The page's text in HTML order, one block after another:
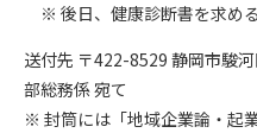
※ 後日、健康診断書を求める
送付先 〒422-8529 静岡市駿
部総務係 宛て
※ 封筒には「地域企業論・起